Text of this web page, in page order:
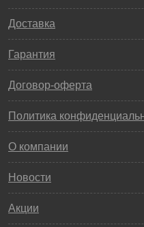
Доставка
Гарантия
Договор-оферта
Политика
О компании
Новости
Акции